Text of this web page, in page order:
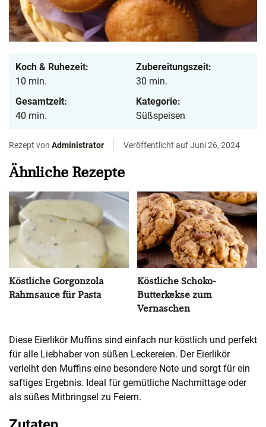
Koch & Ruhezeit:
10 min.
Zubereitungszeit:
30 min.
Gesamtzeit:
40 min.
Kategorie:
Süßspeisen
Rezept von Administrator Veröffentlicht auf Juni 26, 2024
Ähnliche Rezepte
Köstliche Gorgonzola
Rahmsauce für Pasta
Köstliche Schoko-
Butterkekse zum
Vernaschen
Diese Eierlikör Muffins sind einfach nur köstlich und perfekt
für alle Liebhaber von süßen Leckereien. Der Eierlikör
verleiht den Muffins eine besondere Note und sorgt für ein
saftiges Ergebnis. Ideal für gemütliche Nachmittage oder
als süßes Mitbringsel zu Feiern.